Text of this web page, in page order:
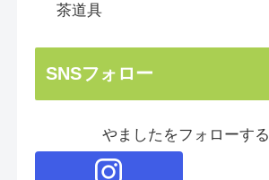
茶道具
SNSフォロー
やましたをフォローする